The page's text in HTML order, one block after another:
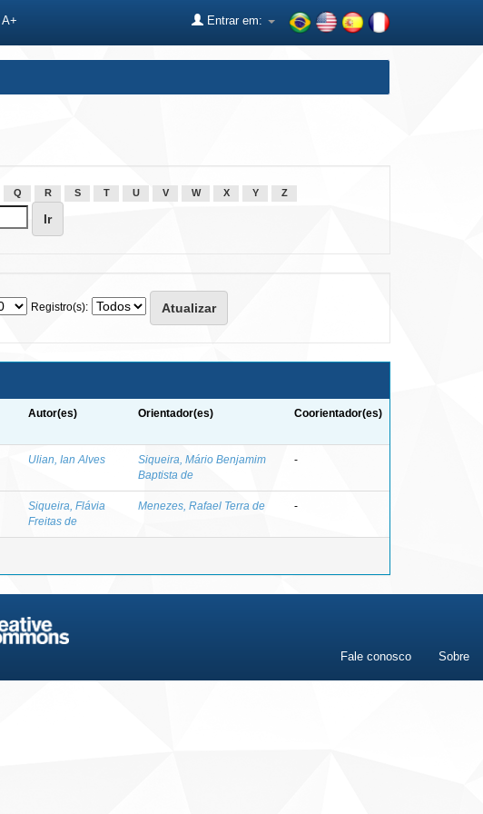
A+ Entrar em:
Q R S T U V W X Y Z
Registro(s):
Autor(es) Orientador(es) Coorientador(es)
Ulian, Ian Alves
Siqueira, Mário Benjamim
Baptista de
-
Siqueira, Flávia
Freitas de
Menezes, Rafael Terra de -
Fale conosco Sobre